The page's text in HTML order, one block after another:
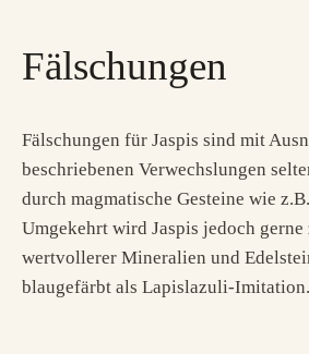
Fälschungen
Fälschungen für Jaspis sind mit
beschriebenen Verwechslungen
durch magmatische Gesteine wie
Umgekehrt wird Jaspis jedoch
wertvollerer Mineralien und
blaugefärbt als Lapislazuli-Imitation.